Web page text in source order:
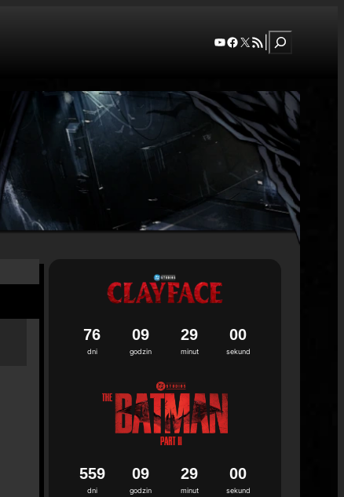
YouTube
Facebook
X RSS FeedSzukaj
dni
76
godzin
09
minut
28
sekund
59
dni
559
godzin
09
minut
28
sekund
59